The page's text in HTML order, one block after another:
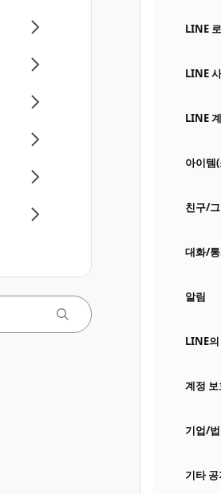
LINE
LINE
LINE
아이템
친구/
대화/
알림
LINE
계정
기업/
기타